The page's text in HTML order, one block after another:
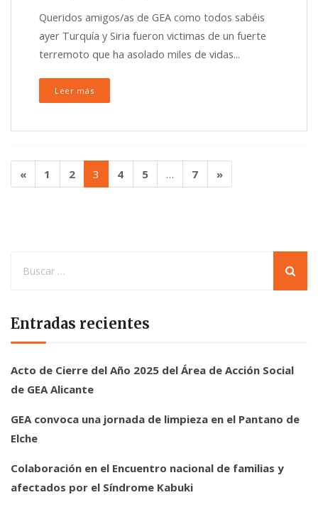
Queridos amigos/as de GEA como todos sabéis
ayer Turquía y Siria fueron victimas de un fuerte
terremoto que ha asolado miles de vidas...
Leer más
« 1 2 3 4 5 … 7 »
Entradas recientes
Acto de Cierre del Año 2025 del Área de Acción Social
de GEA Alicante
GEA convoca una jornada de limpieza en el Pantano de
Elche
Colaboración en el Encuentro nacional de familias y
afectados por el Síndrome Kabuki